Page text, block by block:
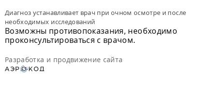
Диагноз устанавливает врач при очном осмотре и после
необходимых исследований
Возможны противопоказания, необходимо
проконсультироваться с врачом.
Разработка и продвижение сайта